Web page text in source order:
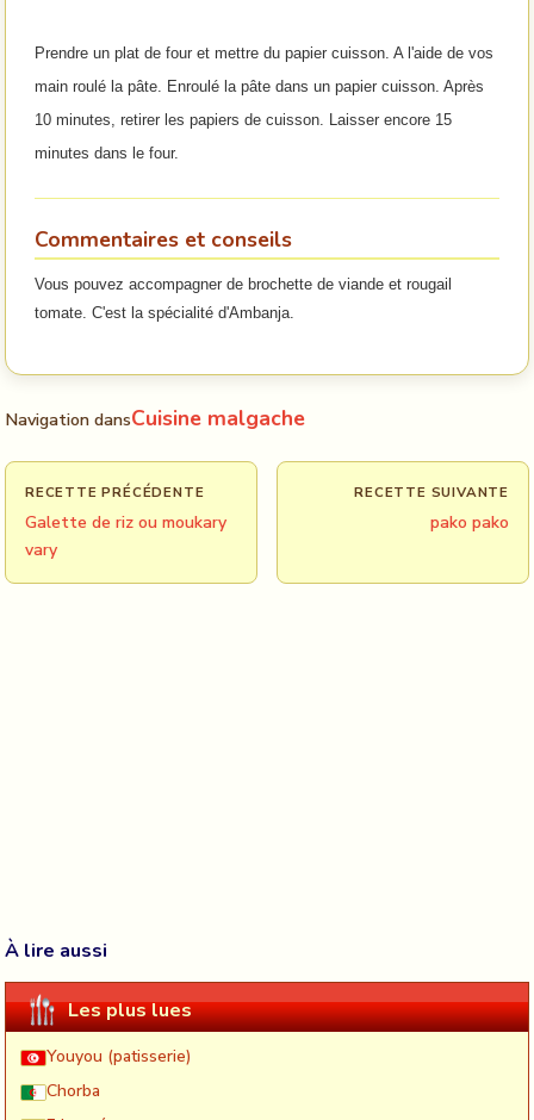
Prendre un plat de four et mettre du papier cuisson. A l'aide de vos
main roulé la pâte. Enroulé la pâte dans un papier cuisson. Après
10 minutes, retirer les papiers de cuisson. Laisser encore 15
minutes dans le four.
Commentaires et conseils
Vous pouvez accompagner de brochette de viande et rougail
tomate. C'est la spécialité d'Ambanja.
Navigation dansCuisine malgache
RECETTE PRÉCÉDENTE
Galette de riz ou moukary
vary
RECETTE SUIVANTE
pako pako
À lire aussi
Les plus lues
Youyou (patisserie)
Chorba